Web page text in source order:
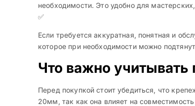
необходимости. Это удобно для
✅
Если требуется аккуратная, понятная и
которое при необходимости можно
Что важно учитывать
Перед покупкой стоит убедиться, что
20мм, так как она влияет на